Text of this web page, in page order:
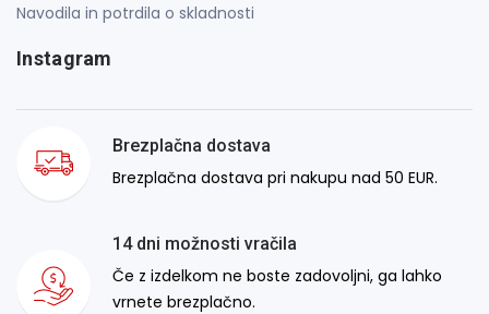
Navodila in potrdila o skladnosti
Instagram
Brezplačna dostava
Brezplačna dostava pri nakupu nad 50 EUR.
14 dni možnosti vračila
Če z izdelkom ne boste zadovoljni, ga lahko
vrnete brezplačno.